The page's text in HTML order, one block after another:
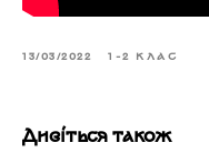
13/03/2022 1-2 КЛАС
Дивіться також